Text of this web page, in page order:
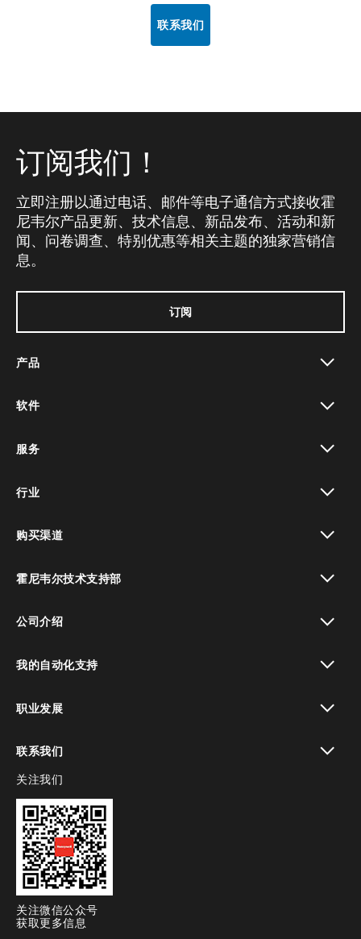
联系我们
订阅我们！
立即注册以通过电话、邮件等电子通信方式接收霍
尼韦尔产品更新、技术信息、新品发布、活动和新
闻、问卷调查、特别优惠等相关主题的独家营销信
息。
订阅
产品
软件
服务
行业
购买渠道
霍尼韦尔技术支持部
公司介绍
我的自动化支持
职业发展
联系我们
toggle view
关注我们
关注微信公众号
获取更多信息